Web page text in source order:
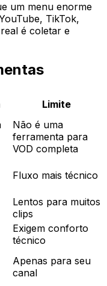
um menu enorme
TikTok,
é coletar e
Limite
Não é uma
ferramenta para
VOD completa
Fluxo mais técnico
Lentos para muitos
clips
Exigem conforto
técnico
Apenas para seu
canal